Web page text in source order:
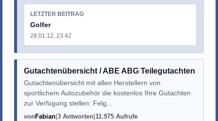
LETZTER BEITRAG
Golfer
28.01.12, 23:42
Gutachtenübersicht / ABE ABG Teilegutachten
Gutachtenübersicht mit allen Herstellern von
sportlichem Autozubehör die kostenlos Ihre Gutachten
zur Verfügung stellen: Felg...
vonFabian 3 Antworten 11.975 Aufrufe